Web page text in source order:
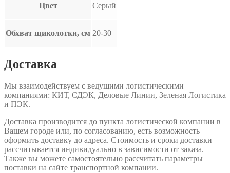
Цвет Серый
Обхват щиколотки, см 20-30
Доставка
Мы взаимодействуем с ведущими логистическими
компаниями: КИТ, СДЭК, Деловые Линии, Зеленая Логистика
и ПЭК.
Доставка производится до пункта логистической компании в
Вашем городе или, по согласованию, есть возможность
оформить доставку до адреса. Стоимость и сроки доставки
рассчитывается индивидуально в зависимости от заказа.
Также вы можете самостоятельно рассчитать параметры
поставки на сайте транспортной компании.